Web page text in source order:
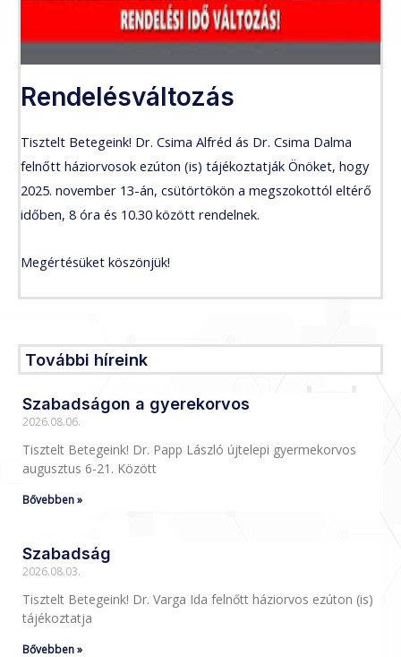
Rendelésváltozás
Tisztelt Betegeink! Dr. Csima Alfréd ás Dr. Csima Dalma
felnőtt háziorvosok ezúton (is) tájékoztatják Önöket, hogy
2025. november 13-án, csütörtökön a megszokottól eltérő
időben, 8 óra és 10.30 között rendelnek.
Megértésüket köszönjük!
További híreink
Szabadságon a gyerekorvos
2026.08.06.
Tisztelt Betegeink! Dr. Papp László újtelepi gyermekorvos
augusztus 6-21. Között
Bővebben »
Szabadság
2026.08.03.
Tisztelt Betegeink! Dr. Varga Ida felnőtt háziorvos ezúton (is)
tájékoztatja
Bővebben »
OldalOldalOldalOldalOldal